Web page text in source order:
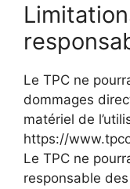
Le TPC ne
dommages
matériel de
https://
Le TPC ne
responsable